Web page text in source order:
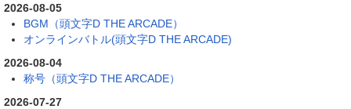
2026-08-05
BGM（頭文字D THE ARCADE）
オンラインバトル(頭文字D THE ARCADE)
2026-08-04
称号（頭文字D THE ARCADE）
2026-07-27